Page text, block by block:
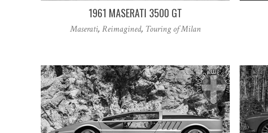
1961 MASERATI 3500 GT
Maserati, Reimagined, Touring of Milan